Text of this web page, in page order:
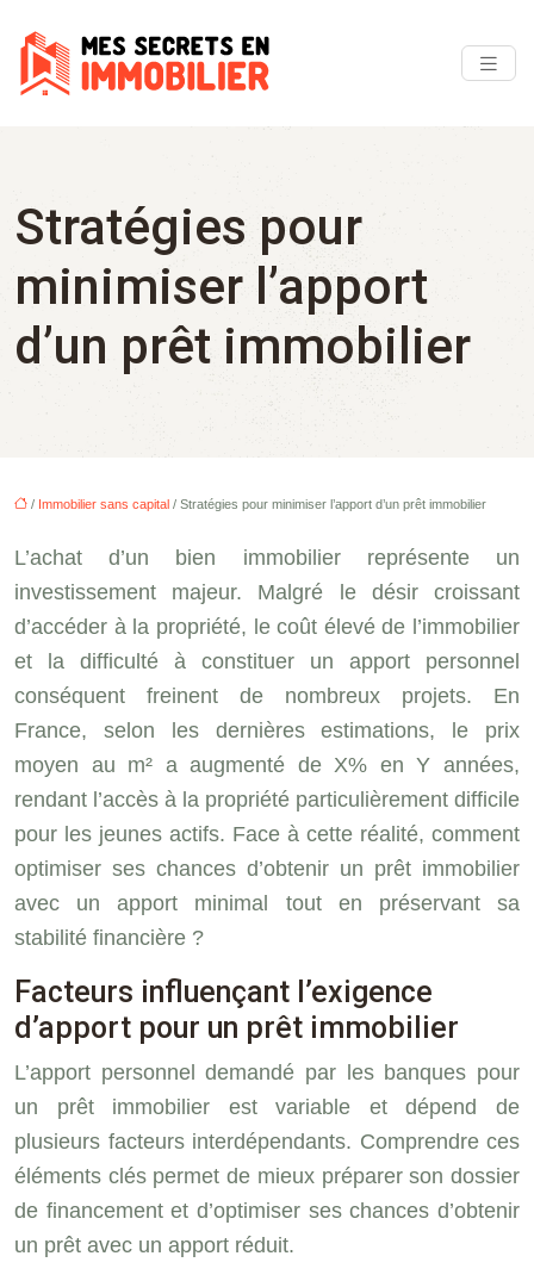
Stratégies pour
minimiser l’apport
d’un prêt immobilier
/ Immobilier sans capital / Stratégies pour minimiser l’apport d’un prêt immobilier
L’achat d’un bien immobilier représente un
investissement majeur. Malgré le désir croissant
d’accéder à la propriété, le coût élevé de l’immobilier
et la difficulté à constituer un apport personnel
conséquent freinent de nombreux projets. En
France, selon les dernières estimations, le prix
moyen au m² a augmenté de X% en Y années,
rendant l’accès à la propriété particulièrement difficile
pour les jeunes actifs. Face à cette réalité, comment
optimiser ses chances d’obtenir un prêt immobilier
avec un apport minimal tout en préservant sa
stabilité financière ?
Facteurs influençant l’exigence
d’apport pour un prêt immobilier
L’apport personnel demandé par les banques pour
un prêt immobilier est variable et dépend de
plusieurs facteurs interdépendants. Comprendre ces
éléments clés permet de mieux préparer son dossier
de financement et d’optimiser ses chances d’obtenir
un prêt avec un apport réduit.